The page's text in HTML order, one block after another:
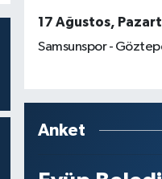
17 Ağustos,
Samsunspor -
Anket